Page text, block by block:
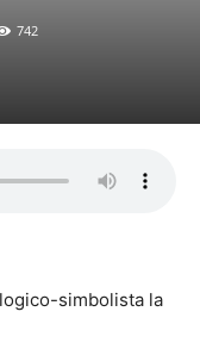
742
simbolista la